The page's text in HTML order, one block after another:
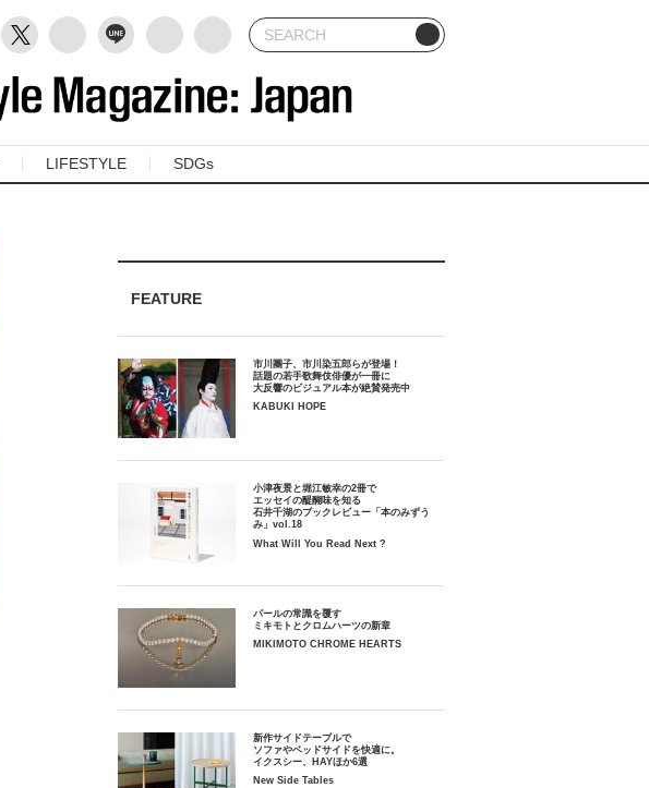
LIFESTYLE SDGs
FEATURE
市川團子、市川染五郎らが登場！
話題の若手歌舞伎俳優が一冊に
大反響のビジュアル本が絶賛発売中
KABUKI HOPE
小津夜景と堀江敏幸の2冊で
エッセイの醍醐味を知る
石井千湖のブックレビュー「本のみずう
み」vol.18
What Will You Read Next ?
パールの常識を覆す
ミキモトとクロムハーツの新章
MIKIMOTO CHROME HEARTS
新作サイドテーブルで
ソファやベッドサイドを快適に。
イクスシー、HAYほか6選
New Side Tables